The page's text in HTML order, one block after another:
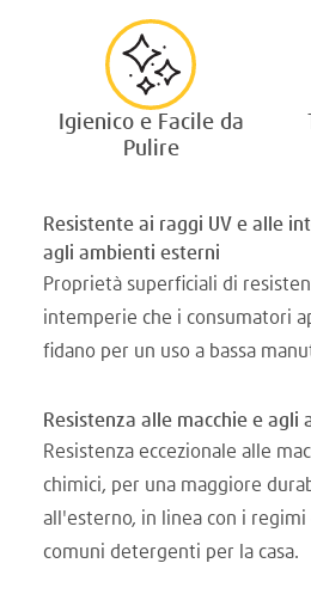
Igienico e Facile da
Pulire
Resistente ai raggi UV e alle
agli ambienti esterni
Proprietà superficiali di
intemperie che i consumatori
fidano per un uso a bassa
Resistenza alle macchie e agli
Resistenza eccezionale alle
chimici, per una maggiore
all'esterno, in linea con i
comuni detergenti per la casa.